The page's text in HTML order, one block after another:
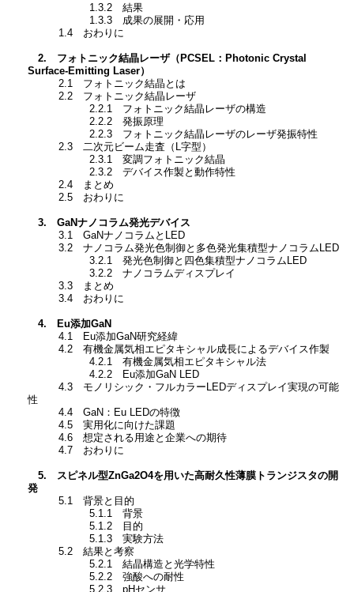
1.3.2 結果
1.3.3 成果の展開・応用
1.4 おわりに
2. フォトニック結晶レーザ（PCSEL：Photonic Crystal
Surface-Emitting Laser）
2.1 フォトニック結晶とは
2.2 フォトニック結晶レーザ
2.2.1 フォトニック結晶レーザの構造
2.2.2 発振原理
2.2.3 フォトニック結晶レーザのレーザ発振特性
2.3 二次元ビーム走査（L字型）
2.3.1 変調フォトニック結晶
2.3.2 デバイス作製と動作特性
2.4 まとめ
2.5 おわりに
3. GaNナノコラム発光デバイス
3.1 GaNナノコラムとLED
3.2 ナノコラム発光色制御と多色発光集積型ナノコラムLED
3.2.1 発光色制御と四色集積型ナノコラムLED
3.2.2 ナノコラムディスプレイ
3.3 まとめ
3.4 おわりに
4. Eu添加GaN
4.1 Eu添加GaN研究経緯
4.2 有機金属気相エピタキシャル成長によるデバイス作製
4.2.1 有機金属気相エピタキシャル法
4.2.2 Eu添加GaN LED
4.3 モノリシック・フルカラーLEDディスプレイ実現の可能
性
4.4 GaN：Eu LEDの特徴
4.5 実用化に向けた課題
4.6 想定される用途と企業への期待
4.7 おわりに
5. スピネル型ZnGa2O4を用いた高耐久性薄膜トランジスタの開
発
5.1 背景と目的
5.1.1 背景
5.1.2 目的
5.1.3 実験方法
5.2 結果と考察
5.2.1 結晶構造と光学特性
5.2.2 強酸への耐性
5.2.3 pHセンサ